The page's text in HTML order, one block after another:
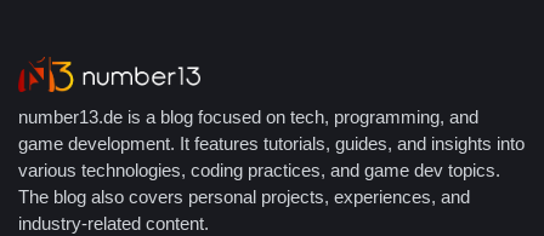
number13.de is a blog focused on tech, programming, and
game development. It features tutorials, guides, and insights into
various technologies, coding practices, and game dev topics.
The blog also covers personal projects, experiences, and
industry-related content.